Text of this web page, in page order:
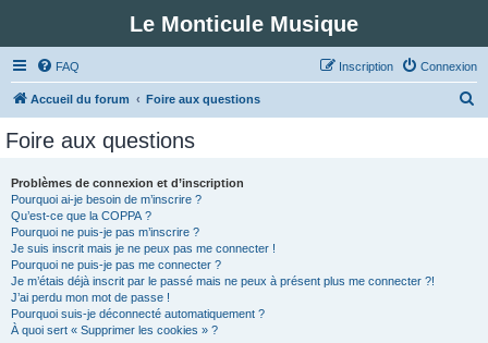
Le Monticule Musique
FAQ Connexion
Inscription
Accueil du forum Foire aux questions
Foire aux questions
Problèmes de connexion et d’inscription
Pourquoi ai-je besoin de m’inscrire ?
Qu’est-ce que la COPPA ?
Pourquoi ne puis-je pas m’inscrire ?
Je suis inscrit mais je ne peux pas me connecter !
Pourquoi ne puis-je pas me connecter ?
Je m’étais déjà inscrit par le passé mais ne peux à présent plus me connecter ?!
J’ai perdu mon mot de passe !
Pourquoi suis-je déconnecté automatiquement ?
À quoi sert « Supprimer les cookies » ?